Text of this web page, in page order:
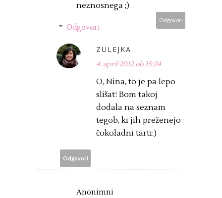
neznosnega ;)
Odgovori
Odgovori
ZULEJKA
4. april 2012 ob 15:24
O, Nina, to je pa lepo
slišat! Bom takoj
dodala na seznam
tegob, ki jih preženejo
čokoladni tarti:)
Odgovori
Anonimni